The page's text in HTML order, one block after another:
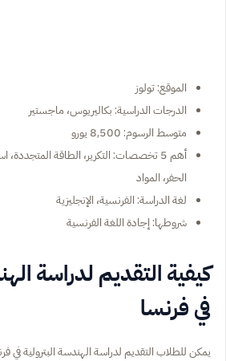
الموقع: تولوز
الدرجات الدراسية: بكاليريوس، ماجستير
متوسط الرسوم: 8,500 يورو
أهم 5 تخصصات: التكرير، الطاقة
الحفر، المواد
لغة الدراسة: الفرنسية، الإنجليزية
شروطها: إجادة اللغة الفرنسية
كيفية التقديم لدراسة
في فرنسا
يمكن للطلاب التقديم لدراسة الهندسة البترولية في